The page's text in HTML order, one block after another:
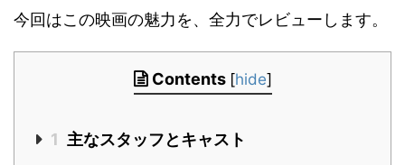
今回はこの映画の魅力を、全力でレビューします。
Contents [hide]
1 主なスタッフとキャスト